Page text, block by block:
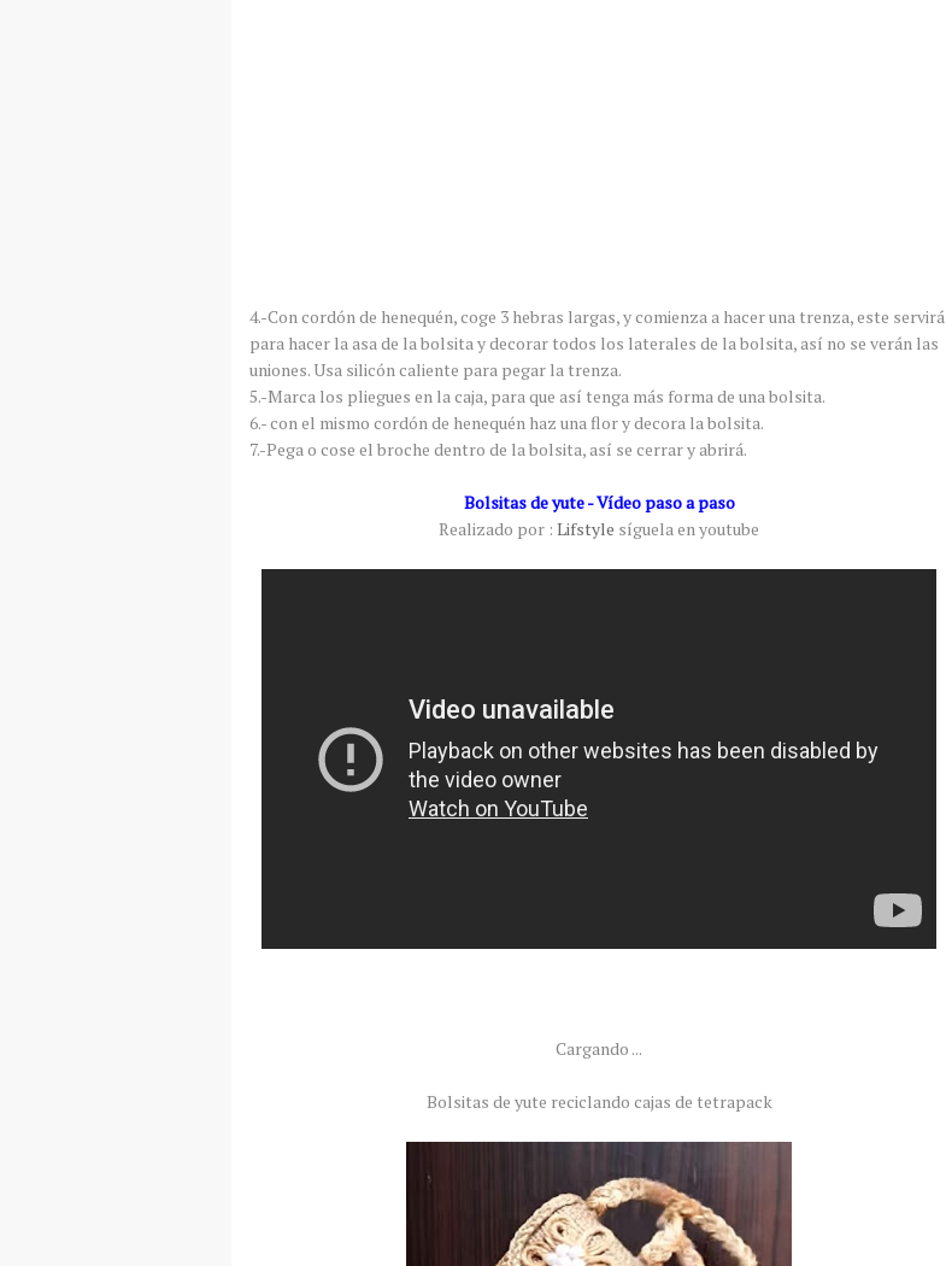
4.-Con cordón de henequén, coge 3 hebras largas, y comienza a hacer una trenza, este servirá
para hacer la asa de la bolsita y decorar todos los laterales de la bolsita, así no se verán las
uniones. Usa silicón caliente para pegar la trenza.
5.-Marca los pliegues en la caja, para que así tenga más forma de una bolsita.
6.- con el mismo cordón de henequén haz una flor y decora la bolsita.
7.-Pega o cose el broche dentro de la bolsita, así se cerrar y abrirá.
Bolsitas de yute - Vídeo paso a paso
Realizado por : Lifstyle síguela en youtube
Cargando ...
Bolsitas de yute reciclando cajas de tetrapack